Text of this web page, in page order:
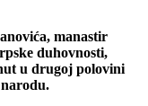
manastir
duhovnosti,
u drugoj polovini